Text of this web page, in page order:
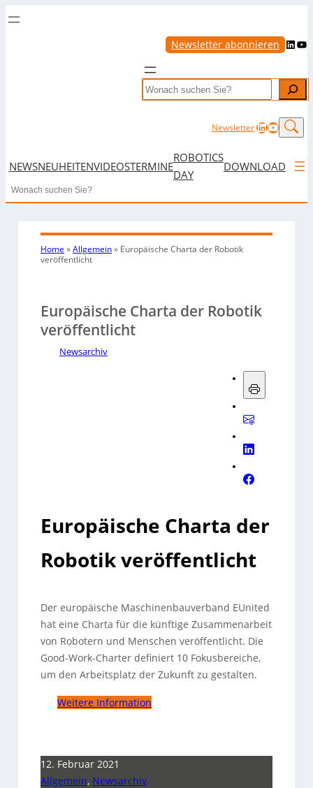
Newsletter abonnieren LinkedIn YouTube
Search
NewsletterLinkedIn
NEWSNEUHEITENVIDEOSTERMINE
ROBOTICS
DAY
DOWNLOAD
Search
Home »Allgemein» Europäische Charta der Robotik
veröffentlicht
Europäische Charta der Robotik
veröffentlicht
Newsarchiv
Europäische Charta der
Robotik veröffentlicht
Der europäische Maschinenbauverband EUnited
hat eine Charta für die künftige Zusammenarbeit
von Robotern und Menschen veröffentlicht. Die
Good-Work-Charter definiert 10 Fokusbereiche,
um den Arbeitsplatz der Zukunft zu gestalten.
Weitere Information
12. Februar 2021
Allgemein, Newsarchiv